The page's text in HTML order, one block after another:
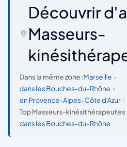
Découvrir
Masseurs-
Dans la même zone :Marseille •
dans les Bouches-du-Rhône •
en Provence-Alpes-Côte d'Azur
Top Masseurs-kinésithérapeutes :
dans les Bouches-du-Rhône